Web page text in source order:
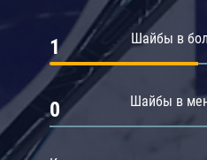
Шайбы в
1
Шайбы в
0